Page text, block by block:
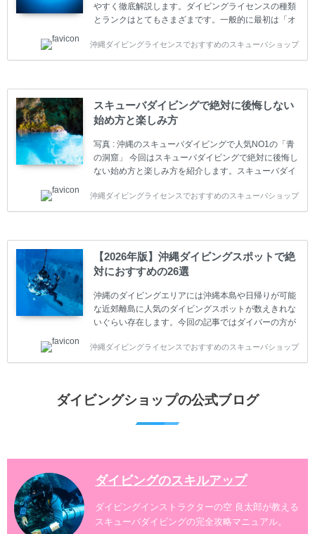
やすく徹底解説します。ダイビングライセンスの種類
とランクはとてもさまざまです。一般的に最初は「オ
す。 ダイビングのライセンスカードはダイビングの教
育機関もしくは指導団体が発行しています。教育機関
動をしています。 ダイビングライセンスの種類はエン
トリーレベルのライセンスからプロレベルのライセン
スまでランク分けされています。各教育機関(指導団
体)によってライセンスカードの名称、トレーニング内
容に違いがありま...
沖縄ダイビングライセンスでおすすめのスキューバショップ
スキューバダイビングで絶対に後悔しない
始め方と楽しみ方
写真 : 沖縄のスキューバダイビングで人気NO1の「青
の洞窟」 今回はスキューバダイビングで絶対に後悔し
ない始め方と楽しみ方を紹介します。スキューバダイ
やまだ始めて間もない初心者の方に必見の内容です。
スキューバダイビングの始め方と楽しみ方について学
ダイビングが台無しになり後悔することになってしま
うかもしれません。 又、スキューバダイビングは事故
のリスクがあるスポーツでもあります。もしかしたら
危険な思いをしてしまうかもしれません。 今回は現地
ダイビング...
沖縄ダイビングライセンスでおすすめのスキューバショップ
【2026年版】沖縄ダイビングスポットで絶
対におすすめの26選
沖縄のダイビングエリアには沖縄本島や日帰りが可能
な近郊離島に人気のダイビングスポットが数えきれな
いぐらい存在します。今回の記事ではダイバーの方が
グスポットを紹介します。 当スクールは、沖縄本島で
は北谷町、嘉手納町、読谷村、恩納村、名護市、本部
案内しております。 ダイビングライセンスをお持ちの
沖縄ダイビングライセンスでおすすめのスキューバショップ
ダイビングショップの公式ブログ
ダイビングのスキルアップ
ダイビングインストラクターの空 良太郎が教える
スキューバダイビングの完全攻略マニュアル。